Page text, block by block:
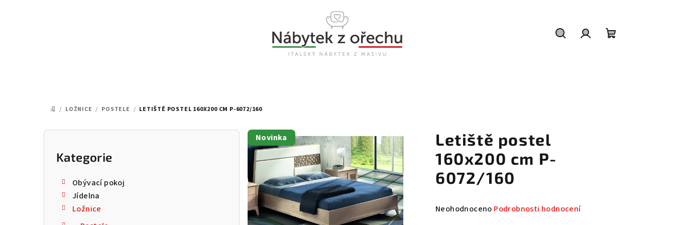
DOMŮ
/ LOŽNICE / POSTELE / LETIŠTĚ POSTEL 160X200 CM P-6072/160
P
Přeskočit
kategorie
Kategorie
Obývací pokoj
Jídelna
Ložnice
Letiště postel
160x200 cm P-
6072/160
Průměrné
Neohodnoceno Podrobnosti hodnocení
Novinka